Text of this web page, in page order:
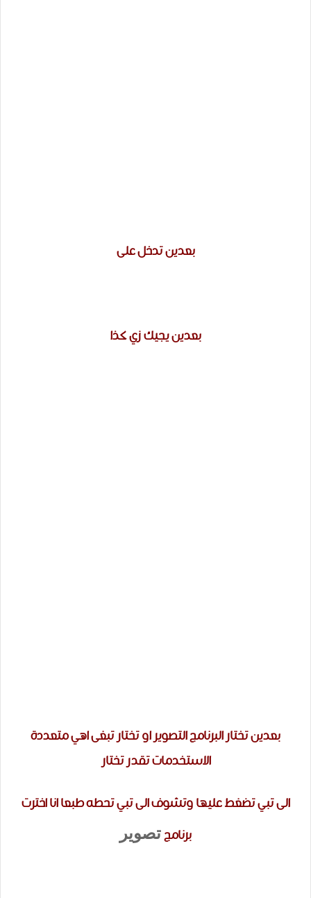
بعدين تدخل على
بعدين يجيك زي كذا
بعدين تختار البرنامج التصوير او تختار تبغى اهي متعددة
الاستخدمات تقدر تختار
الى تبي تضغط عليها وتشوف الى تبي تحطه طبعا انا اخترت
برنامجتصوير